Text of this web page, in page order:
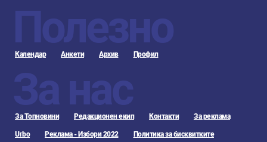
Полезно
Календар Анкети Архив Профил
За нас
За Топновини Редакционен екип Контакти За реклама
Urbo Реклама - Избори 2022 Политика за бисквитките